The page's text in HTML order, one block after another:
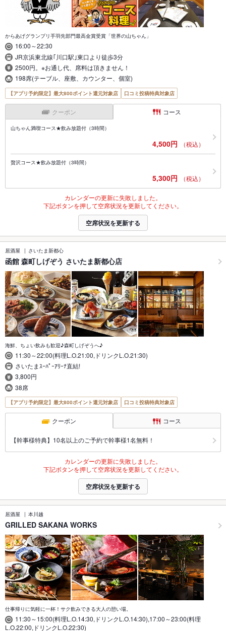
からあげグランプリ手羽先部門最高金賞受賞「世界の山ちゃん」
16:00～22:30
JR京浜東北線｢川口駅｣東口より徒歩3分
2500円。※お通し代、席料は頂きません！
198席(テーブル、座敷、カウンター、個室)
【アプリ予約限定】最大800ポイント還元対象店 口コミ投稿特典対象店
クーポン コース
山ちゃん満喫コース★飲み放題付（3時間）
4,500円 （税込）
贅沢コース★飲み放題付（3時間）
5,300円 （税込）
カレンダーの更新に失敗しました。
下記ボタンを押して空席状況を更新してください。
空席状況を更新する
居酒屋 さいたま新都心
函館 森町しげぞう さいたま新都心店
海鮮、ちょい飲みも歓迎♪森町しげぞうへ♪
11:30～22:00(料理L.O.21:00,ドリンクL.O.21:30)
さいたまｽｰﾊﾟｰｱﾘｰﾅ直結!
3,800円
38席
【アプリ予約限定】最大800ポイント還元対象店 口コミ投稿特典対象店
クーポン コース
【幹事様特典】10名以上のご予約で幹事様1名無料！
カレンダーの更新に失敗しました。
下記ボタンを押して空席状況を更新してください。
空席状況を更新する
居酒屋 本川越
GRILLED SAKANA WORKS
仕事帰りに気軽に一杯！サク飲みできる大人の憩い場。
11:30～15:00(料理L.O.14:30,ドリンクL.O.14:30),17:00～23:00(料理
L.O.22:00,ドリンクL.O.22:30)